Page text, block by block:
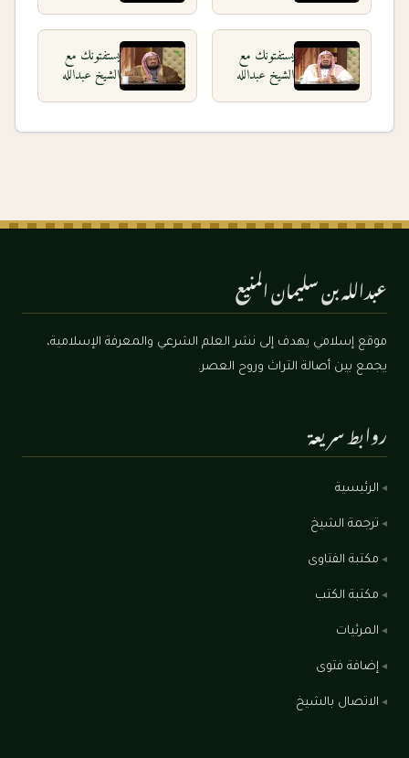
١٤٤١هـ من
مسجد نمرة
٢٧_١_١٤٤٠
يستفتونك مع
الشيخ عبدالله
يستفتونك مع
الشيخ عبدالله
عبدالله بن سليمان المنيع
موقع إسلامي يهدف إلى نشر العلم الشرعي والمعرفة الإسلامية،
يجمع بين أصالة التراث وروح العصر.
روابط سريعة
الرئيسية
ترجمة الشيخ
مكتبة الفتاوى
مكتبة الكتب
المرئيات
إضافة فتوى
الاتصال بالشيخ